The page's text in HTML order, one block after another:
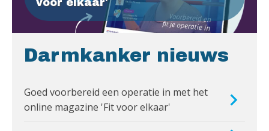
voor elkaar'
Darmkanker nieuws
Goed voorbereid een operatie in met het
online magazine 'Fit voor elkaar'